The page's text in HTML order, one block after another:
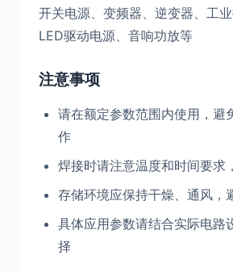
开关电源、变频器、逆变器、工业
LED驱动电源、音响功放等
注意事项
请在额定参数范围内使用，避
作
焊接时请注意温度和时间要求
存储环境应保持干燥、通风，
具体应用参数请结合实际电路
择